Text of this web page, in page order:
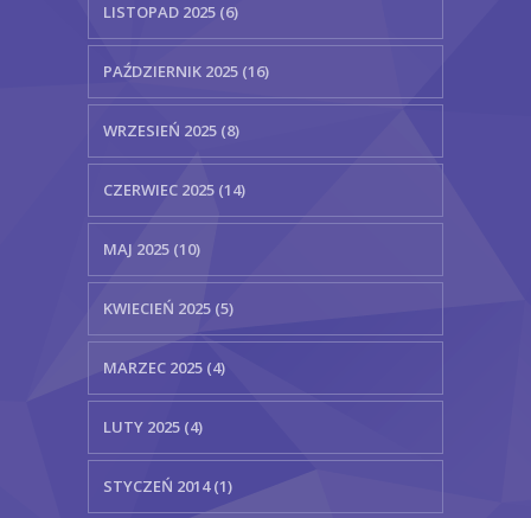
LISTOPAD 2025 (6)
PAŹDZIERNIK 2025 (16)
WRZESIEŃ 2025 (8)
CZERWIEC 2025 (14)
MAJ 2025 (10)
KWIECIEŃ 2025 (5)
MARZEC 2025 (4)
LUTY 2025 (4)
STYCZEŃ 2014 (1)